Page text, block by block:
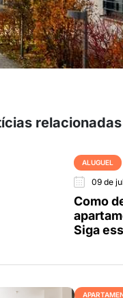
relacionadas
ALUGUEL
09 de
Como
Siga